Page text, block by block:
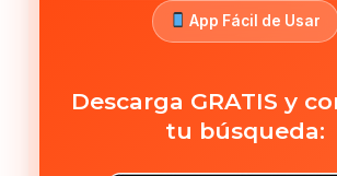
App Fácil de Usar
Descarga GRATIS y
tu búsqueda: